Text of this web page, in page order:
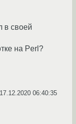
в своей
на Perl?
17.12.2020 06:40:35